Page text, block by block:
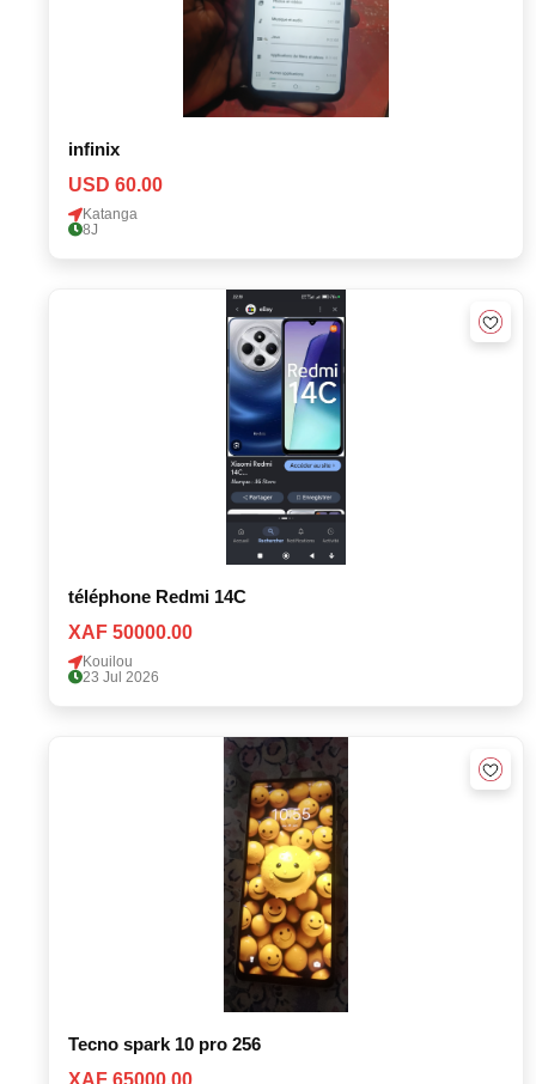
infinix
USD 60.00
Katanga
8J
téléphone Redmi 14C
XAF 50000.00
Kouilou
23 Jul 2026
Tecno spark 10 pro 256
XAF 65000.00